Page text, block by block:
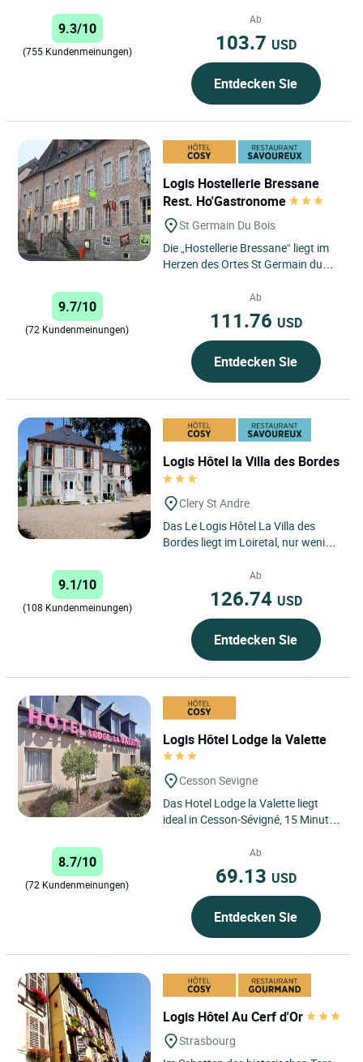
suchen Sie nicht weiter! ...
9.3/10
(755 Kundenmeinungen)
Ab
103.7 USD
Entdecken Sie
Logis Hostellerie Bressane
Rest. Ho'Gastronome
St Germain Du Bois
Die „Hostellerie Bressane“ liegt im
Herzen des Ortes St Germain du
Marktplatz. Das weit verzweigte,...
9.7/10
(72 Kundenmeinungen)
Ab
111.76 USD
Entdecken Sie
Logis Hôtel la Villa des Bordes
Clery St Andre
Das Le Logis Hôtel La Villa des
Bordes liegt im Loiretal, nur wenige
ist ideal gelegen,...
9.1/10
(108 Kundenmeinungen)
Ab
126.74 USD
Entdecken Sie
Logis Hôtel Lodge la Valette
Cesson Sevigne
Das Hotel Lodge la Valette liegt
ideal in Cesson-Sévigné, 15 Minuten
Parks Manoir de...
8.7/10
(72 Kundenmeinungen)
Ab
69.13 USD
Entdecken Sie
Logis Hôtel Au Cerf d'Or
Strasbourg